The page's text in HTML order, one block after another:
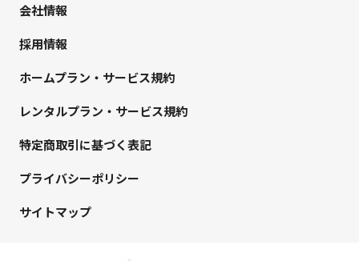
会社情報
採用情報
ホームプラン・サービス規約
レンタルプラン・サービス規約
特定商取引に基づく表記
プライバシーポリシー
サイトマップ